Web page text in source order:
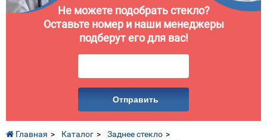
Не можете подобрать стекло?
Оставьте номер и наши менеджеры
подберут его для вас!
Отправить
Главная Каталог
Заднее стекло